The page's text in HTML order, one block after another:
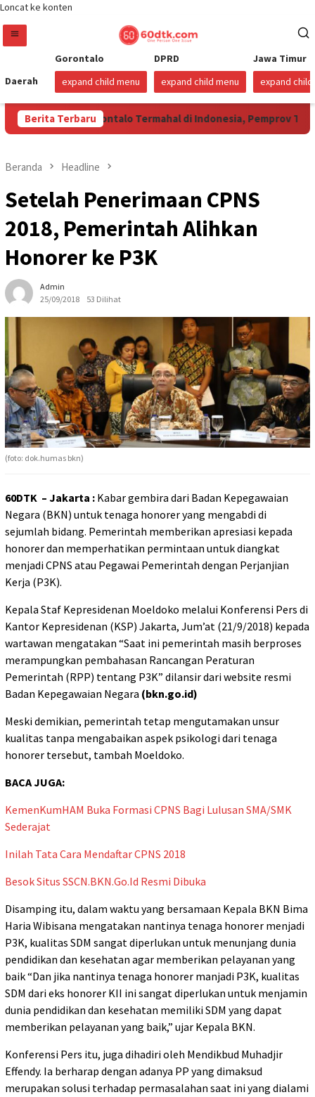
Loncat ke konten
Daerah
Gorontalo
expand child menu
DPRD
expand child menu
Jawa Timur
expand child
Berita Terbaru
Beras Gorontalo Termahal di Indonesia, Pemprov Tidak
Beranda Headline
Setelah Penerimaan CPNS
2018, Pemerintah Alihkan
Honorer ke P3K
Admin
25/09/2018
53 Dilihat
(foto: dok.humas bkn)
60DTK – Jakarta : Kabar gembira dari Badan Kepegawaian
Negara (BKN) untuk tenaga honorer yang mengabdi di
sejumlah bidang. Pemerintah memberikan apresiasi kepada
honorer dan memperhatikan permintaan untuk diangkat
menjadi CPNS atau Pegawai Pemerintah dengan Perjanjian
Kerja (P3K).
Kepala Staf Kepresidenan Moeldoko melalui Konferensi Pers di
Kantor Kepresidenan (KSP) Jakarta, Jum’at (21/9/2018) kepada
wartawan mengatakan “Saat ini pemerintah masih berproses
merampungkan pembahasan Rancangan Peraturan
Pemerintah (RPP) tentang P3K” dilansir dari website resmi
Badan Kepegawaian Negara (bkn.go.id)
Meski demikian, pemerintah tetap mengutamakan unsur
kualitas tanpa mengabaikan aspek psikologi dari tenaga
honorer tersebut, tambah Moeldoko.
BACA JUGA:
KemenKumHAM Buka Formasi CPNS Bagi Lulusan SMA/SMK
Sederajat
Inilah Tata Cara Mendaftar CPNS 2018
Besok Situs SSCN.BKN.Go.Id Resmi Dibuka
Disamping itu, dalam waktu yang bersamaan Kepala BKN Bima
Haria Wibisana mengatakan nantinya tenaga honorer menjadi
P3K, kualitas SDM sangat diperlukan untuk menunjang dunia
pendidikan dan kesehatan agar memberikan pelayanan yang
baik “Dan jika nantinya tenaga honorer manjadi P3K, kualitas
SDM dari eks honorer KII ini sangat diperlukan untuk menjamin
dunia pendidikan dan kesehatan memiliki SDM yang dapat
memberikan pelayanan yang baik,” ujar Kepala BKN.
Konferensi Pers itu, juga dihadiri oleh Mendikbud Muhadjir
Effendy. Ia berharap dengan adanya PP yang dimaksud
merupakan solusi terhadap permasalahan saat ini yang dialami